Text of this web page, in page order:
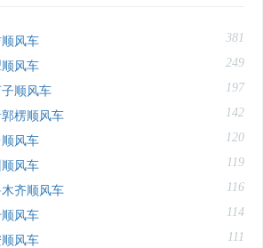
风车 381
风车 249
顺风车 197
楞顺风车 142
风车 120
风车 119
齐顺风车 116
风车 114
风车 111